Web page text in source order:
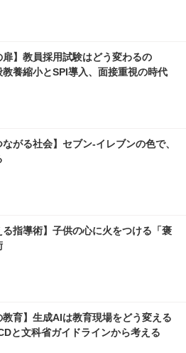
扉】教員採用試験はどう変わるの
養縮小とSPI導入、面接重視の時代
ながる社会】セブン‐イレブンの色で、
る指導術】子供の心に火をつける「褒
教育】生成AIは教育現場をどう変える
と文科省ガイドラインから考える